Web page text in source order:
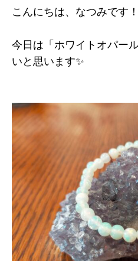
こんにちは、なつみです！
今日は「ホワイトオパー
いと思います✨